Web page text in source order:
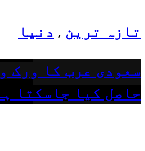
تازہ ترین , دنیا
سعودی عرب کا ورک
حاصل کیا جاسکتا